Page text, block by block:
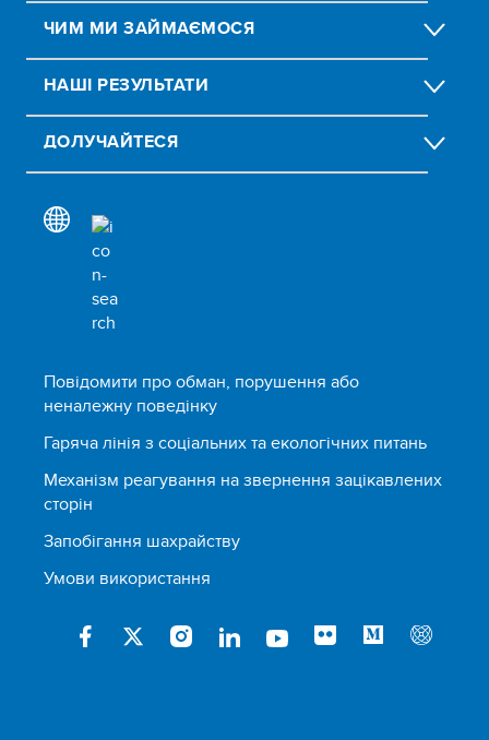
ЧИМ МИ ЗАЙМАЄМОСЯ
НАШІ РЕЗУЛЬТАТИ
ДОЛУЧАЙТЕСЯ
Повідомити про обман, порушення або
неналежну поведінку
Гаряча лінія з соціальних та екологічних питань
Механізм реагування на звернення зацікавлених
сторін
Запобігання шахрайству
Умови використання